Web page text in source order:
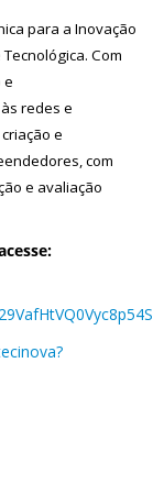
para a Inovação
Com
e
redes e
e
com
e avaliação